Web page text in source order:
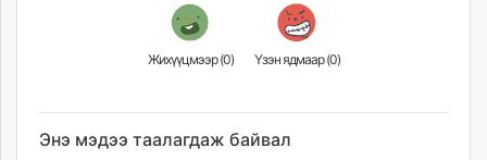
Жихүүцмээр (0) Үзэн ядмаар (0)
Энэ мэдээ таалагдаж байвал